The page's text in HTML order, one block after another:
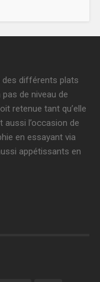
différents plats
pas de niveau de
retenue tant qu’elle
aussi l’occasion de
en essayant via
appétissants en